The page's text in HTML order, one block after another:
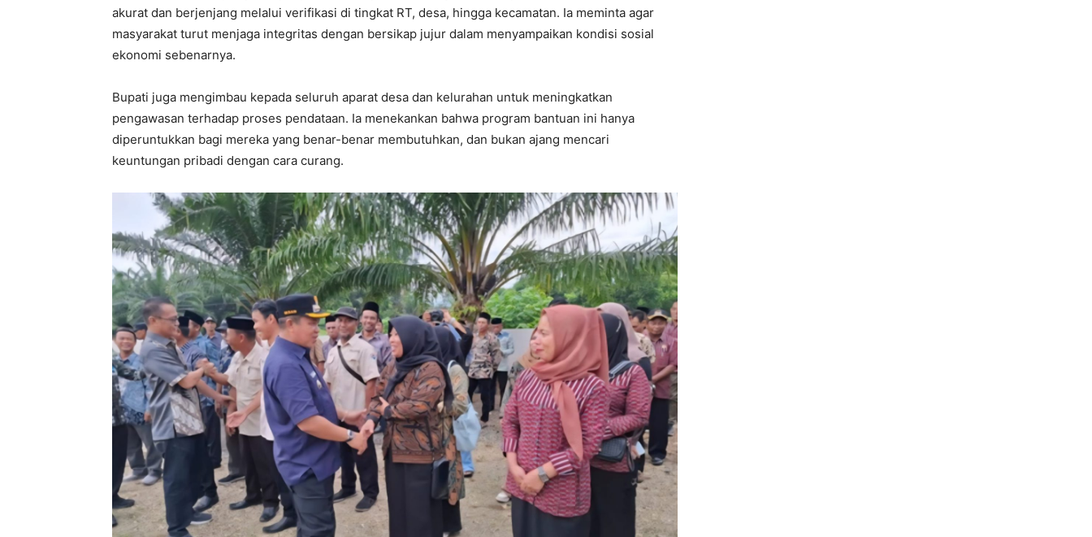
akurat dan berjenjang melalui verifikasi di tingkat RT, desa, hingga kecamatan. Ia meminta agar
masyarakat turut menjaga integritas dengan bersikap jujur dalam menyampaikan kondisi sosial
ekonomi sebenarnya.
Bupati juga mengimbau kepada seluruh aparat desa dan kelurahan untuk meningkatkan
pengawasan terhadap proses pendataan. Ia menekankan bahwa program bantuan ini hanya
diperuntukkan bagi mereka yang benar-benar membutuhkan, dan bukan ajang mencari
keuntungan pribadi dengan cara curang.